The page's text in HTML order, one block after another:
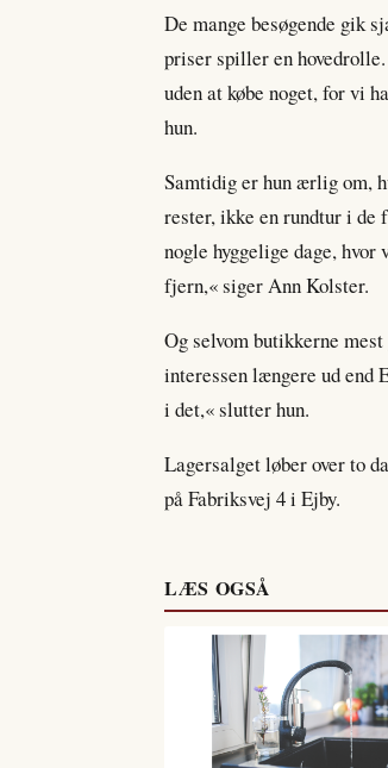
De mange besøgende gik
priser spiller en
uden at købe noget, for vi
hun.
Samtidig er hun ærlig om,
rester, ikke en rundtur i de
nogle hyggelige dage,
fjern,« siger Ann Kolster.
Og selvom butikkerne
interessen længere ud end
i det,« slutter hun.
Lagersalget løber over to
på Fabriksvej 4 i Ejby.
LÆS OGSÅ